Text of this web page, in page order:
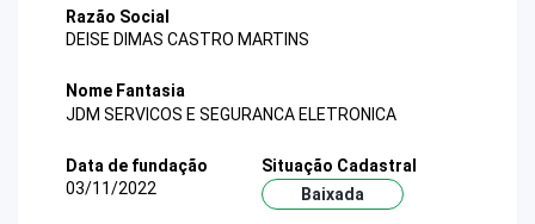
Razão Social
DEISE DIMAS CASTRO MARTINS
Nome Fantasia
JDM SERVICOS E SEGURANCA ELETRONICA
Data de fundação
03/11/2022
Situação Cadastral
Baixada